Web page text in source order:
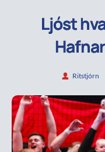
Ljóst
Ritstjórn